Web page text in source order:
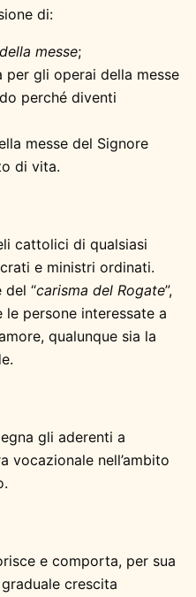
di:
messe;
gli operai della messe
perché diventi
messe del Signore
di vita.
cattolici di qualsiasi
e ministri ordinati.
del “carisma del Rogate”,
persone interessate a
qualunque sia la
gli aderenti a
vocazionale nell’ambito
e comporta, per sua
crescita